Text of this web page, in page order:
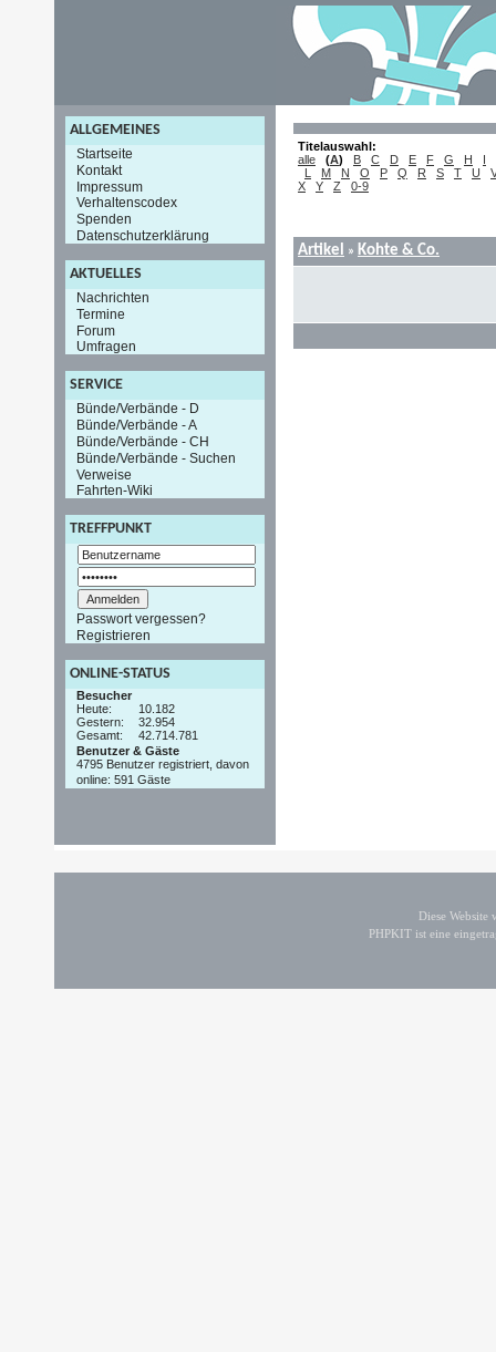
ALLGEMEINES
Startseite
Kontakt
Impressum
Verhaltenscodex
Spenden
Datenschutzerklärung
AKTUELLES
Nachrichten
Termine
Forum
Umfragen
SERVICE
Bünde/Verbände - D
Bünde/Verbände - A
Bünde/Verbände - CH
Bünde/Verbände - Suchen
Verweise
Fahrten-Wiki
TREFFPUNKT
Passwort vergessen?
Registrieren
ONLINE-STATUS
Besucher
Heute:
10.182
Gestern:
32.954
Gesamt:
42.714.781
Benutzer & Gäste
4795 Benutzer registriert, davon
online: 591 Gäste
Titelauswahl:
alle
(A) B C D E F G H
I
L
M N O P Q R S T U
X
Y Z 0-9
Artikel » Kohte & Co.
Diese
PHPKIT ist eine